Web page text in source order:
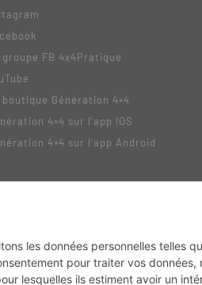
groupe FB 4x4Pratique
boutique Génération 4×4
4×4 sur l’app IOS
4×4 sur l’app Android
FullAttack MX2K Enduro Mag Trail Adventure